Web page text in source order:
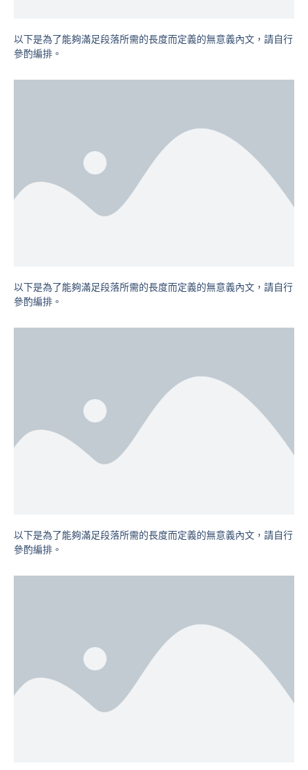
以下是為了能夠滿足段落所需的長度而定義的無意義內文，請自行
參酌編排。
以下是為了能夠滿足段落所需的長度而定義的無意義內文，請自行
參酌編排。
以下是為了能夠滿足段落所需的長度而定義的無意義內文，請自行
參酌編排。